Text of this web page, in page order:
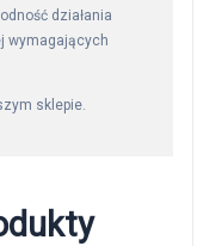
działania
wymagających
sklepie.